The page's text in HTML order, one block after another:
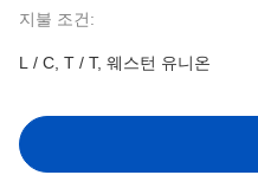
지불 조건:
L / C, T / T, 웨스턴 유니온